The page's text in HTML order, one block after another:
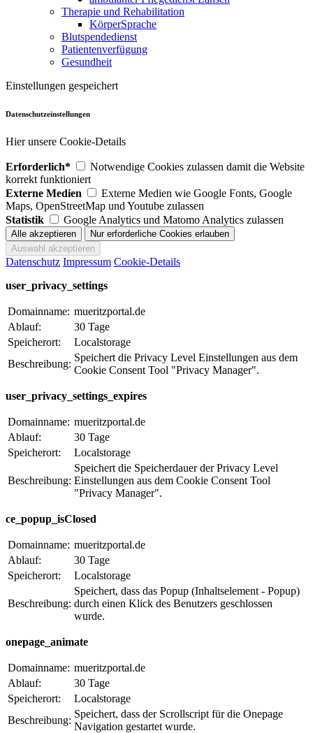
Therapie und Rehabilitation
KörperSprache
Blutspendedienst
Patientenverfügung
Gesundheit
Einstellungen gespeichert
Datenschutzeinstellungen
Hier unsere Cookie-Details
Erforderlich*
Notwendige Cookies zulassen damit die Website
korrekt funktioniert
Externe Medien
Externe Medien wie Google Fonts, Google
Maps, OpenStreetMap und Youtube zulassen
Statistik
Google Analytics und Matomo Analytics zulassen
Datenschutz Impressum Cookie-Details
user_privacy_settings
Domainname: mueritzportal.de
Ablauf:
30 Tage
Speicherort:
Localstorage
Beschreibung:
Speichert die Privacy Level Einstellungen aus dem
Cookie Consent Tool "Privacy Manager".
user_privacy_settings_expires
Domainname: mueritzportal.de
Ablauf:
30 Tage
Speicherort:
Localstorage
Beschreibung:
Speichert die Speicherdauer der Privacy Level
Einstellungen aus dem Cookie Consent Tool
"Privacy Manager".
ce_popup_isClosed
Domainname: mueritzportal.de
Ablauf:
30 Tage
Speicherort:
Localstorage
Beschreibung:
Speichert, dass das Popup (Inhaltselement - Popup)
durch einen Klick des Benutzers geschlossen
wurde.
onepage_animate
Domainname: mueritzportal.de
Ablauf:
30 Tage
Speicherort:
Localstorage
Beschreibung:
Speichert, dass der Scrollscript für die Onepage
Navigation gestartet wurde.